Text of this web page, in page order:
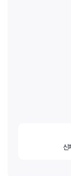
신